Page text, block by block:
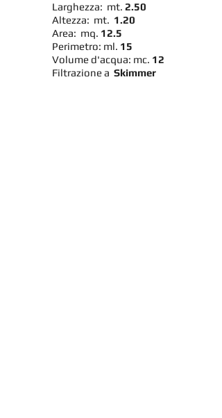
Larghezza: mt. 2.50
Altezza: mt. 1.20
Area: mq. 12.5
Perimetro: ml. 15
Volume d'acqua: mc. 12
Filtrazione a Skimmer